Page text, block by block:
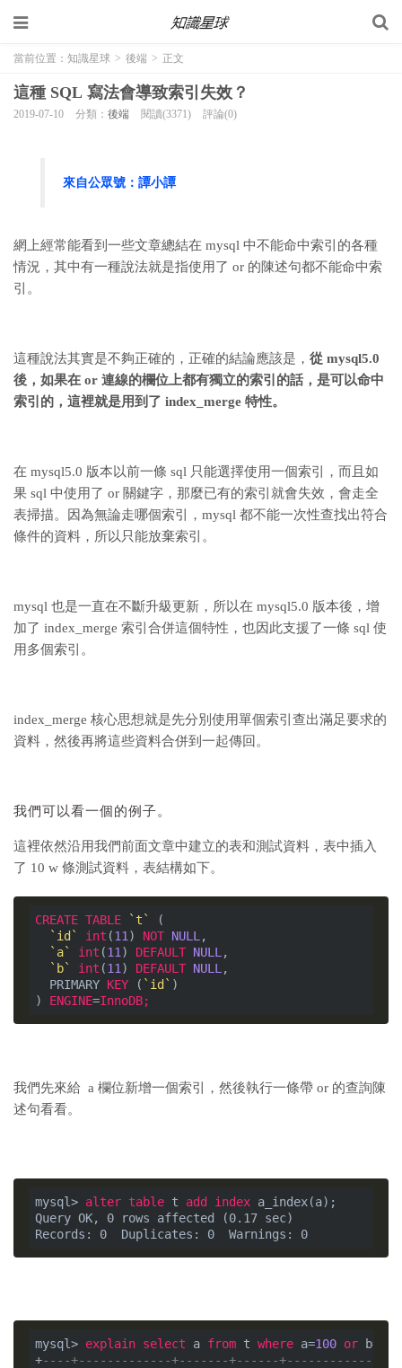
當前位置： 知識星球 > 後端 > 正文
這種 SQL 寫法會導致索引失效？
2019-07-10 分類： 後端 閱讀(3371) 評論(0)
來自公眾號： 譚小譚
網上經常能看到一些文章總結在 mysql 中不能命中索引的各種
情況，其中有一種說法就是指使用了 or 的陳述句都不能命中索
引。
這種說法其實是不夠正確的，正確的結論應該是， 從 mysql5.0
後，如果在 or 連線的欄位上都有獨立的索引的話，是可以命中
索引的，這裡就是用到了 index_merge 特性。
在 mysql5.0 版本以前一條 sql 只能選擇使用一個索引，而且如
果 sql 中使用了 or 關鍵字，那麼已有的索引就會失效，會走全
表掃描。
因為無論走哪個索引，mysql 都不能一次性查找出符合
條件的資料，所以只能放棄索引。
mysql 也是一直在不斷升級更新，所以在 mysql5.0 版本後，增
加了 index_merge 索引合併這個特性，也因此支援了一條 sql 使
用多個索引。
index_merge 核心思想就是先分別使用單個索引查出滿足要求的
資料，然後再將這些資料合併到一起傳回。
我們可以看一個的例子。
這裡依然沿用我們前面文章中建立的表和測試資料，表中插入
了 10 w 條測試資料，表結構如下。
CREATE TABLE `t`
(
`id`
int (11 ) NOT NULL ,
`a`
int (11 ) DEFAULT NULL ,
`b`
int (11 ) DEFAULT NULL ,
PRIMARY KEY ( `id` )
) ENGINE=InnoDB;
我們先來給 a 欄位新增一個索引，然後執行一條帶 or 的查詢陳
述句看看。
mysql> alter table t add index a_index(a);
Query OK, 0 rows affected (0.17 sec)
mysql> explain select a from t where a=100 or b=
+----+-------------+-------+------+---------------